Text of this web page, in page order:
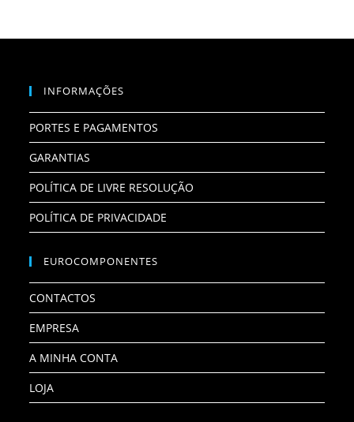
INFORMAÇÕES
PORTES E PAGAMENTOS
GARANTIAS
POLÍTICA DE LIVRE RESOLUÇÃO
POLÍTICA DE PRIVACIDADE
EUROCOMPONENTES
CONTACTOS
EMPRESA
A MINHA CONTA
LOJA